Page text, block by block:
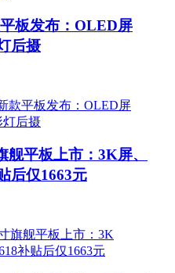
板发布：OLED屏
后摄
平板上市：3K屏、
后仅1663元